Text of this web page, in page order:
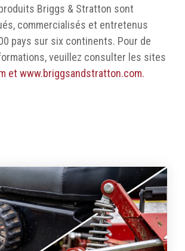
Briggs & Stratton sont
commercialisés et entretenus
pays sur six continents. Pour de
veuillez consulter les sites
et www.briggsandstratton.com.